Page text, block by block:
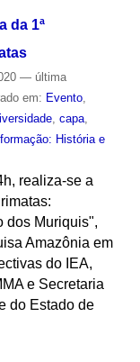
da 1ª
— última
em: Evento,
, capa,
História e
realiza-se a
dos Muriquis",
Amazônia em
do IEA,
e Secretaria
do Estado de